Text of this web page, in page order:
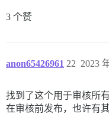
3 个赞
anon65426961 2023
22
找到了这个用于审核所
在审核前发布，也许有